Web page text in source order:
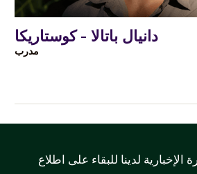
دانيال باتالا - كوستاريكا
مدرب
لدينا للبقاء على اطلاع